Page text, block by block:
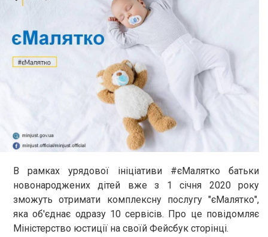
В рамках урядової ініціативи #єМалятко батьки
новонароджених дітей вже з 1 січня 2020 року
зможуть отримати комплексну послугу "єМалятко",
яка об'єднає одразу 10 сервісів. Про це повідомляє
Міністерство юстиції на своїй Фейсбук сторінці.